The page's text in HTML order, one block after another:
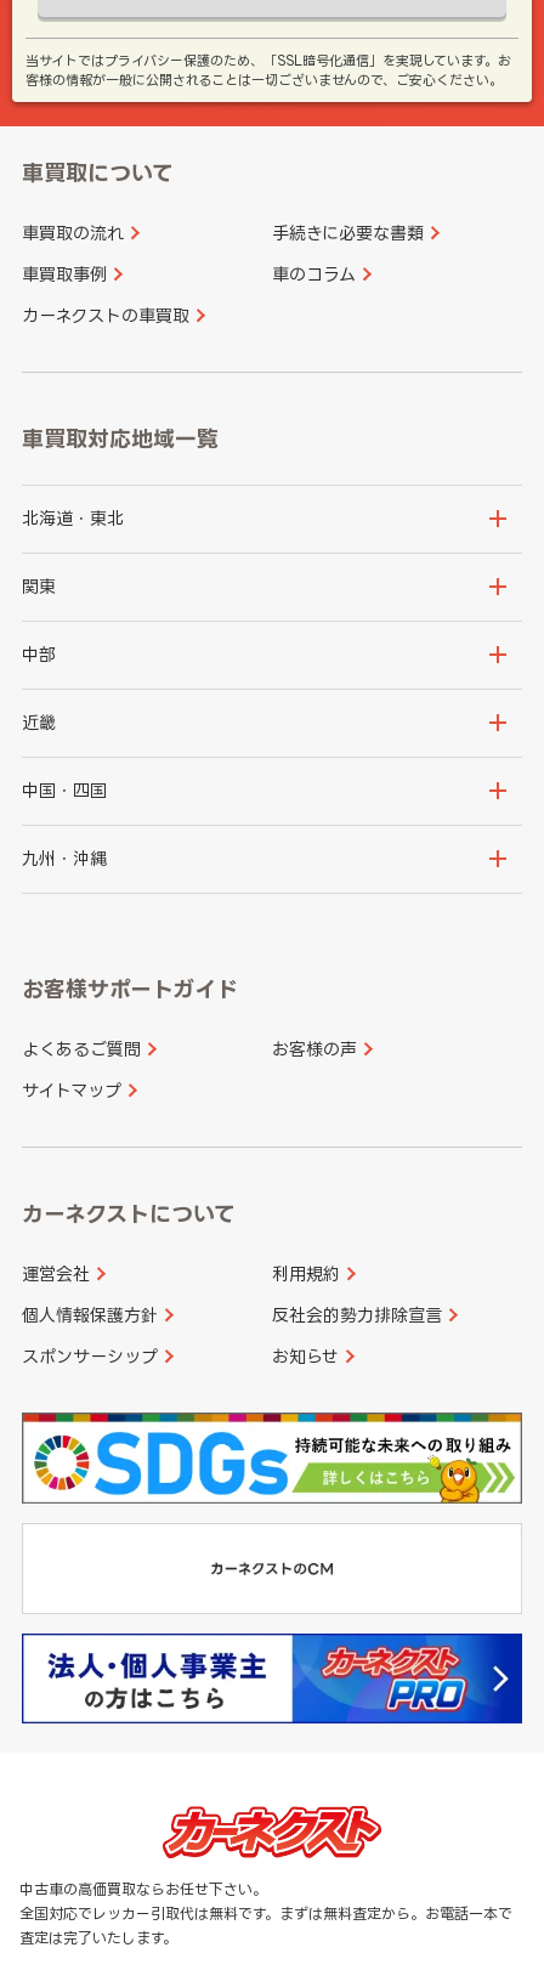
当サイトではプライバシー保護のため、「SSL暗号化通信」を実現しています。お
客様の情報が一般に公開されることは一切ございませんので、ご安心ください。
車買取について
車買取の流れ 手続きに必要な書類
車買取事例 車のコラム
カーネクストの車買取
車買取対応地域一覧
北海道・東北
北海道
岩手県
秋田県
関東
茨城県
群馬県
千葉県
中部
新潟県
石川県
山梨県
愛知県
近畿
大阪府
京都府
和歌山県
中国・四国
鳥取県
山口県
香川県 愛媛県
九州・沖縄
長崎県
大分県 宮崎県
お客様サポートガイド
よくあるご質問 お客様の声
サイトマップ
カーネクストについて
運営会社 利用規約
個人情報保護方針 反社会的勢力排除宣言
スポンサーシップ お知らせ
中古車の高価買取ならお任せ下さい。
全国対応でレッカー引取代は無料です。まずは無料査定から。お電話一本で
査定は完了いたします。